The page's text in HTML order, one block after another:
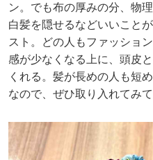
ン。でも布の厚みの分、物
白髪を隠せるなどいいこと
スト。どの人もファッショ
感が少なくなる上に、頭皮
くれる。髪が長めの人も短
なので、ぜひ取り入れてみて